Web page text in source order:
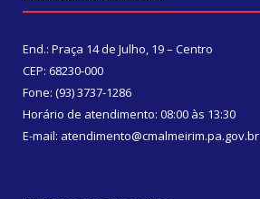
End.: Praça 14 de Julho, 19 – Centro
CEP: 68230-000
Fone: (93) 3737-1286
Horário de atendimento: 08:00 às 13:30
E-mail: atendimento@cmalmeirim.pa.gov.br